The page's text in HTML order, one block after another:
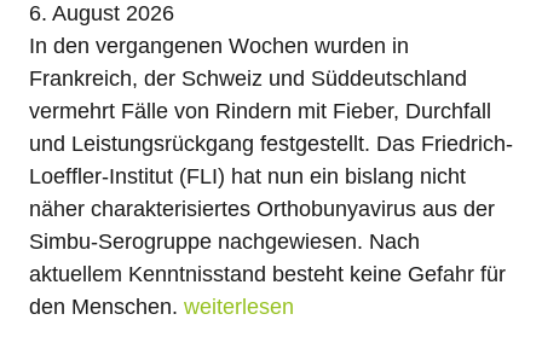
6. August 2026
In den vergangenen Wochen wurden in
Frankreich, der Schweiz und Süddeutschland
vermehrt Fälle von Rindern mit Fieber, Durchfall
und Leistungsrückgang festgestellt. Das Friedrich-
Loeffler-Institut (FLI) hat nun ein bislang nicht
näher charakterisiertes Orthobunyavirus aus der
Simbu-Serogruppe nachgewiesen. Nach
aktuellem Kenntnisstand besteht keine Gefahr für
den Menschen. weiterlesen